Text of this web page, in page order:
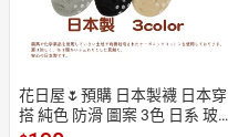
花日屋🌷預購 日本製襪 日本穿
搭 純色 防滑 圖案 3色 日系 玻璃